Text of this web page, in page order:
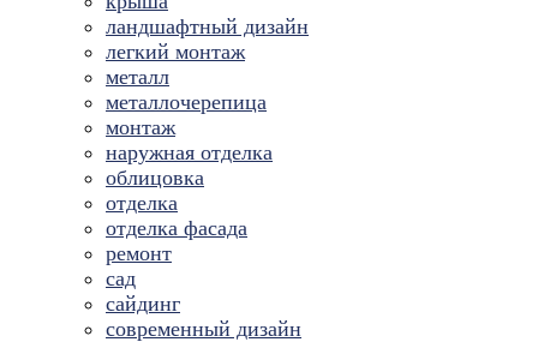
ландшафтный дизайн
легкий монтаж
металл
металлочерепица
монтаж
наружная отделка
облицовка
отделка
отделка фасада
ремонт
сад
сайдинг
современный дизайн